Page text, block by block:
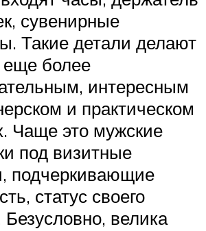
сувенирные
Такие детали делают
еще более
интересным
и практическом
Чаще это мужские
под визитные
подчеркивающие
статус своего
Безусловно, велика